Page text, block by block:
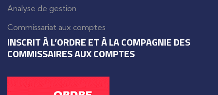
Analyse de gestion
Commissariat aux comptes
INSCRIT À L’ORDRE ET À LA COMPAGNIE DES
COMMISSAIRES AUX COMPTES